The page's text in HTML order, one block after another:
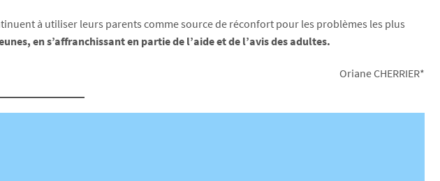
à utiliser leurs parents comme source de réconfort pour les problèmes les plus
en s’affranchissant en partie de l’aide et de l’avis des adultes.
Oriane CHERRIER*